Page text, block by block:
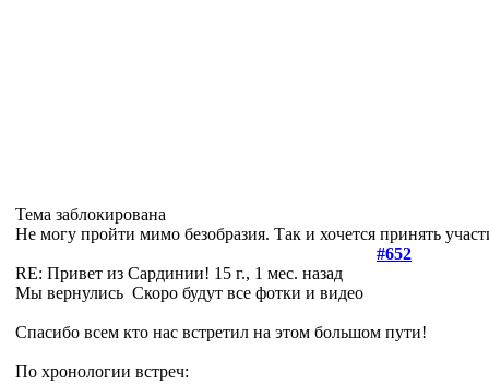
Тема заблокирована
Не могу пройти мимо безобразия. Так и хочется принять
#652
RE: Привет из Сардинии! 15 г., 1 мес. назад
Мы вернулись Скоро будут все фотки и видео
Спасибо всем кто нас встретил на этом большом пути!
По хронологии встреч: